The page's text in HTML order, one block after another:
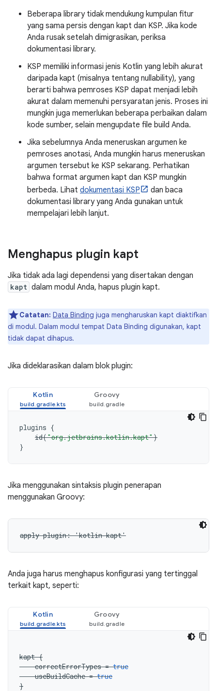
Beberapa library tidak mendukung kumpulan fitur
yang sama persis dengan kapt dan KSP. Jika kode
Anda rusak setelah dimigrasikan, periksa
dokumentasi library.
KSP memiliki informasi jenis Kotlin yang lebih akurat
daripada kapt (misalnya tentang nullability), yang
berarti bahwa pemroses KSP dapat menjadi lebih
akurat dalam memenuhi persyaratan jenis. Proses ini
mungkin juga memerlukan beberapa perbaikan dalam
kode sumber, selain mengupdate file build Anda.
Jika sebelumnya Anda meneruskan argumen ke
pemroses anotasi, Anda mungkin harus meneruskan
argumen tersebut ke KSP sekarang. Perhatikan
bahwa format argumen kapt dan KSP mungkin
berbeda. Lihat dokumentasi KSP
dan baca
dokumentasi library yang Anda gunakan untuk
mempelajari lebih lanjut.
Menghapus plugin kapt
Jika tidak ada lagi dependensi yang disertakan dengan
kapt dalam modul Anda, hapus plugin kapt.
Catatan: Data Binding juga mengharuskan kapt diaktifkan
di modul. Dalam modul tempat Data Binding digunakan, kapt
tidak dapat dihapus.
Jika dideklarasikan dalam blok plugin:
Kotlin Groovy
plugins {
id("org.jetbrains.kotlin.kapt")
}
Jika menggunakan sintaksis plugin penerapan
menggunakan Groovy:
apply plugin: 'kotlin-kapt'
Anda juga harus menghapus konfigurasi yang tertinggal
terkait kapt, seperti:
Kotlin Groovy
kapt {
correctErrorTypes = true
useBuildCache = true
}